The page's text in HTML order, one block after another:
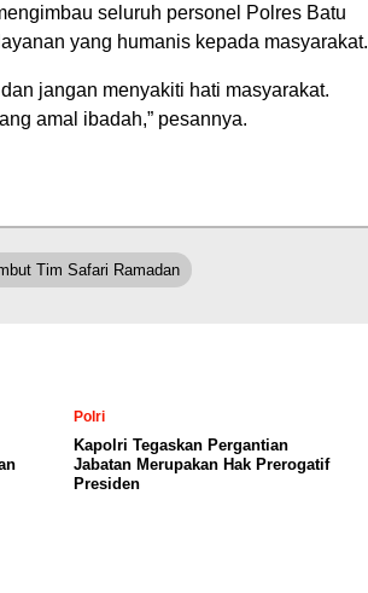
seluruh personel Polres Batu
yang humanis kepada masyarakat.
jangan menyakiti hati masyarakat.
amal ibadah,” pesannya.
Tim Safari Ramadan
Polri
Kapolri Tegaskan Pergantian
Jabatan Merupakan Hak Prerogatif
Presiden